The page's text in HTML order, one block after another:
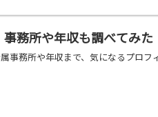
務所や年収も調べてみた
務所や年収まで、気になるプロフ